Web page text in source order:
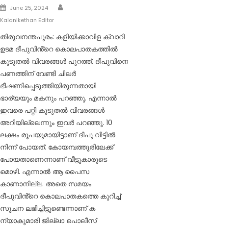
Posted
on
June 25, 2024
Kalanikethan Editor
തിരുവനന്തപുരം: കളിയിക്കാവിള ക്വാറി
ഉടമ ദീപുവിൻ്റെ കൊലപാതകത്തിൽ
കൂടുതൽ വിവരങ്ങൾ പുറത്ത്. ദീപുവിനെ
പണത്തിന് വേണ്ടി ചിലര്‍
ഭീഷണിപ്പെടുത്തിയിരുന്നതായി
ഭാര്യയും മകനും പറഞ്ഞു. എന്നാൽ
ഇവരെ പറ്റി കൂടുതൽ വിവരങ്ങൾ
അറിയില്ലെന്നും ഇവർ പറഞ്ഞു. 10
ലക്ഷം രൂപയുമായിട്ടാണ് ദീപു വീട്ടിൽ
നിന്ന് പോയത്. കോയമ്പത്തൂരിലേക്ക്
പോയതാണെന്നാണ് വീട്ടുകാരുടെ
മൊഴി. എന്നാൽ ആ പൈസ
കാണാനില്ല. അതെ സമയം
ദീപുവിൻ്റെ കൊലപാതകത്തെ കുറിച്ച്
സൂചന ലഭിച്ചിട്ടുണ്ടെന്നാണ് ക
ന്യാകുമാരി ജില്ലാ പൊലീസ്